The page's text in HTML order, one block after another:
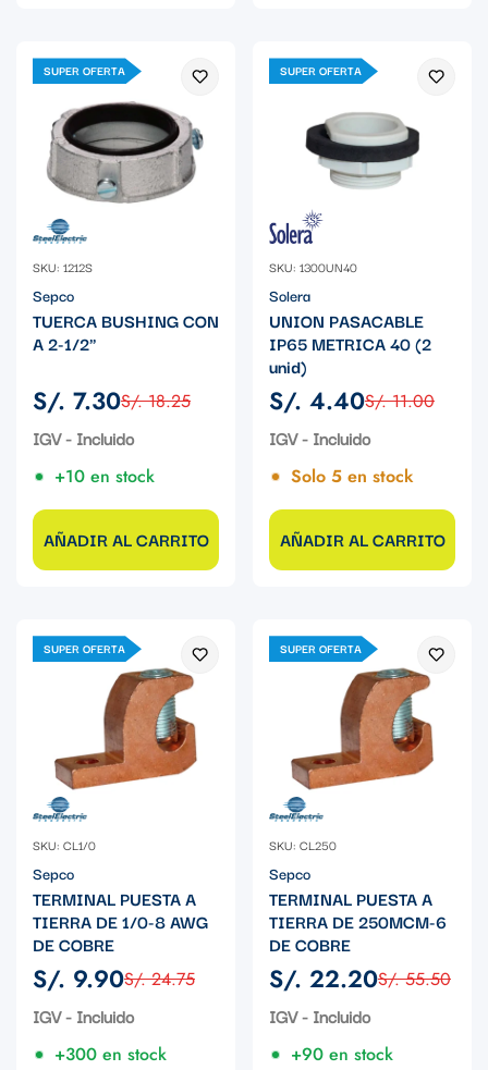
SUPER OFERTA
SKU: 1212S
Sepco
TUERCA BUSHING CON
A 2-1/2"
Precio
de
S/. 7.30
Precio
regular
S/. 18.25
IGV - Incluido
+10 en stock
AÑADIR AL CARRITO
SUPER OFERTA
SKU: 1300UN40
Solera
UNION PASACABLE
IP65 METRICA 40 (2
unid)
Precio
de
S/. 4.40
Precio
regular
S/. 11.00
IGV - Incluido
Solo 5 en stock
AÑADIR AL CARRITO
SUPER OFERTA
SKU: CL1/0
Sepco
TERMINAL PUESTA A
TIERRA DE 1/0-8 AWG
DE COBRE
Precio
de
S/. 9.90
Precio
regular
S/. 24.75
IGV - Incluido
+300 en stock
SUPER OFERTA
SKU: CL250
Sepco
TERMINAL PUESTA A
TIERRA DE 250MCM-6
DE COBRE
Precio
de
S/. 22.20
Precio
regular
S/. 55.50
IGV - Incluido
+90 en stock